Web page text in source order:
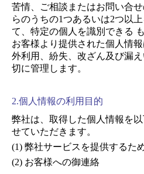
苦情、ご相談またはお問い合
らのうちの1つあるいは2つ以
て、特定の個人を識別できる
お客様より提供された個人情
外利用、紛失、改ざん及び漏
切に管理します。
2.個人情報の利用目的
弊社は、取得した個人情報を
せていただきます。
弊社サービスを提供するた
お客様への御連絡